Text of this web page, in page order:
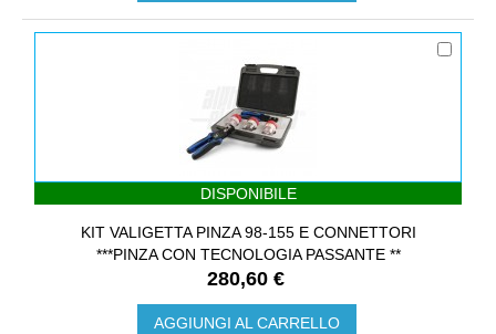
DISPONIBILE
KIT VALIGETTA PINZA 98-155 E CONNETTORI
***PINZA CON TECNOLOGIA PASSANTE **
280,60 €
AGGIUNGI AL CARRELLO